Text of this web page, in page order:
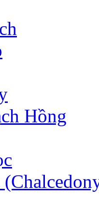
Hồng